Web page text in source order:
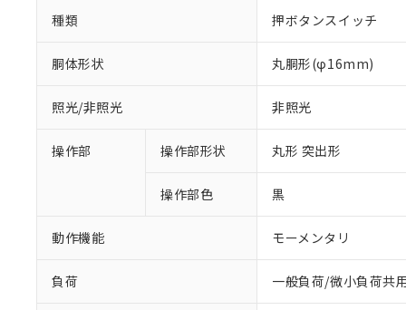
種類 押ボタンスイッチ
胴体形状 丸胴形(φ16mm)
照光/非照光 非照光
操作部 操作部形状 丸形 突出形
操作部色 黒
動作機能 モーメンタリ
負荷 一般負荷/微小負荷共